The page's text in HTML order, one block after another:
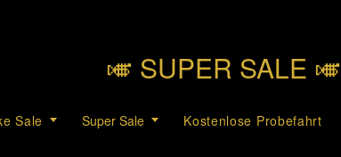
🎺︎ SUPER SALE 🎺︎
Sale Super Sale Kostenlose Probefahrt